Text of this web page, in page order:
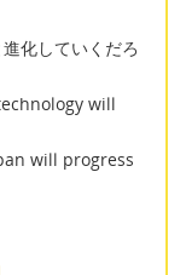
化していくだろ
will
will progress